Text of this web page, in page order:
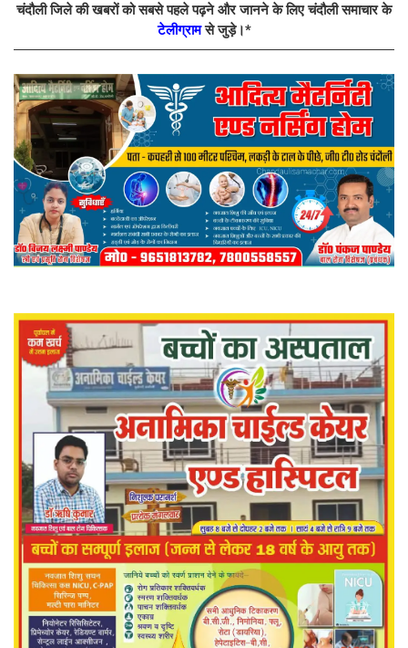
चंदौली जिले की खबरों को सबसे पहले पढ़ने और जानने के लिए चंदौली समाचार के
टेलीग्रामसे जुड़े।*